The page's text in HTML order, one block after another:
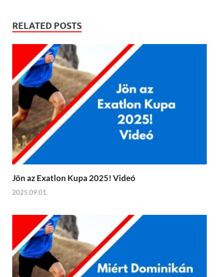
RELATED POSTS
Jön az Exatlon Kupa 2025! Videó
2025.09.01.